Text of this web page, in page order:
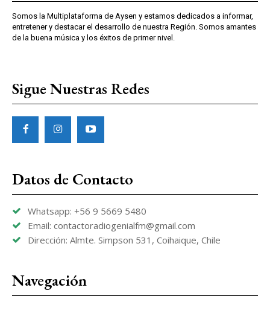
Somos la Multiplataforma de Aysen y estamos dedicados a informar,
entretener y destacar el desarrollo de nuestra Región. Somos amantes
de la buena música y los éxitos de primer nivel.
Sigue Nuestras Redes
Datos de Contacto
Whatsapp: +56 9 5669 5480
Email: contactoradiogenialfm@gmail.com
Dirección: Almte. Simpson 531, Coihaique, Chile
Navegación